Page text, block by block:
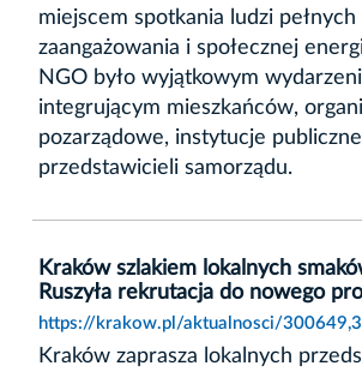
miejscem spotkania ludzi pełnych
zaangażowania i społecznej
NGO było wyjątkowym
integrującym mieszkańców,
pozarządowe, instytucje
przedstawicieli samorządu.
Kraków szlakiem lokalnych
Ruszyła rekrutacja do nowego
https://krakow.pl/aktualnosci/
Kraków zaprasza lokalnych